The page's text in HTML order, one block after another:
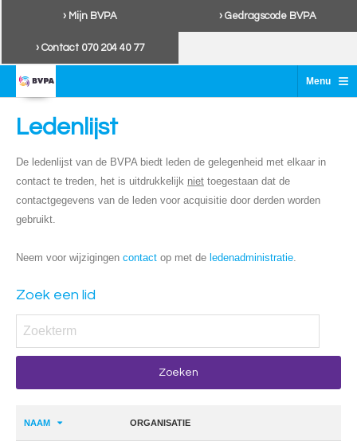
› Mijn BVPA › Gedragscode BVPA
› Contact 070 204 40 77
Menu ≡
Ledenlijst
De ledenlijst van de BVPA biedt leden de gelegenheid met elkaar in
contact te treden, het is uitdrukkelijk niet toegestaan dat de
contactgegevens van de leden voor acquisitie door derden worden
gebruikt.
Neem voor wijzigingen contact op met de ledenadministratie.
Zoek een lid
NAAM ORGANISATIE